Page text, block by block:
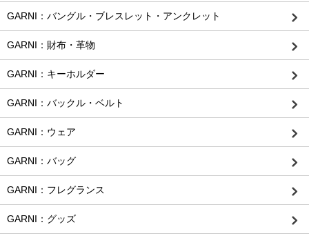
GARNI：バングル・ブレスレット・アンクレット
GARNI：財布・革物
GARNI：キーホルダー
GARNI：バックル・ベルト
GARNI：ウェア
GARNI：バッグ
GARNI：フレグランス
GARNI：グッズ